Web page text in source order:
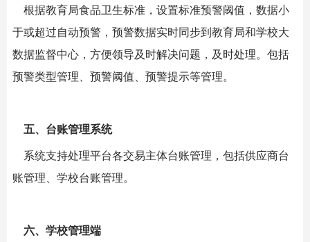
根据教育局食品卫生标准，设置标准预警阈值，数据小
于或超过自动预警，预警数据实时同步到教育局和学校大
数据监督中心，方便领导及时解决问题，及时处理。包括
预警类型管理、预警阈值、预警提示等管理。
五、台账管理系统
系统支持处理平台各交易主体台账管理，包括供应商台
账管理、学校台账管理。
六、学校管理端